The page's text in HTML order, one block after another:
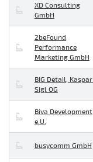
XD Consulting
GmbH
2beFound
Performance
Marketing GmbH
BIG Detail,
Sigl OG
Biva Development
e.U.
busycomm GmbH